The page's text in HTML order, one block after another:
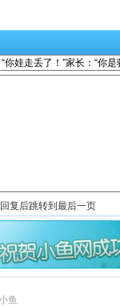
回复后跳转到最后一页